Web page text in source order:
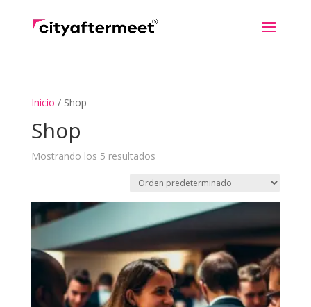
Inicio / Shop
Shop
Mostrando los 5 resultados